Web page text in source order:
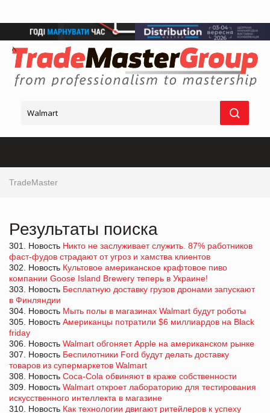
TradeMaster
Результаты поиска
301. Новость Никто не заслуживает служить. 87% работников
фаст-фудов страдают от угроз и хамства клиентов
302. Новость Культовое американское крафтовое пиво
компании Goose Island Brewery теперь в Украине!
303. Новость Бесплатную доставку грузов дронами запускают
в Финляндии
304. Новость Мыть полы в магазинах Walmart будут роботы
305. Новость Американцы потратили $6 миллиардов на Black
friday
306. Новость Walmart обгоняет Apple на американском рынке
307. Новость Беспилотники Ford будут делать доставку
товаров из супермаркетов Walmart
308. Новость Coca-Cola обвиняют в краже собственности
309. Новость Walmart откроет лабораторию для тестирования
искусственного интеллекта в магазине
310. Новость Как технологии двигают ритейлеров к успеху